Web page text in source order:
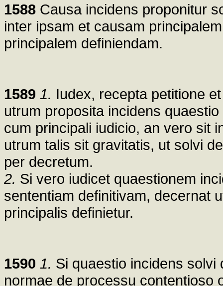
1588 Causa incidens proponitur
inter ipsam et causam
principalem definiendam.
1589 1. Iudex, recepta petitione
utrum proposita incidens
cum principali iudicio, an vero sit
utrum talis sit gravitatis, ut solvi
per decretum.
2. Si vero iudicet quaestionem
sententiam definitivam, decernat
principalis definietur.
1590 1. Si quaestio incidens
normae de processu contentioso